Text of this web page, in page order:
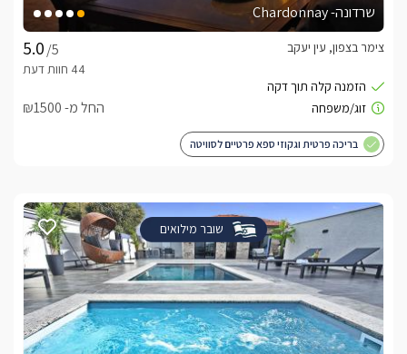
שרדונה- Chardonnay
/5
צימר בצפון, עין יעקב
החל מ- ₪1500
בריכה פרטית וגקוזי ספא פרטיים לסוויטה
שובר מילואים